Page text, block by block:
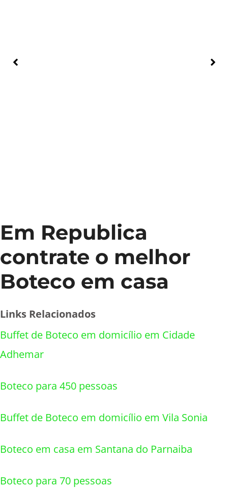
Em Republica
contrate o melhor
Boteco em casa
Links Relacionados
Buffet de Boteco em domicílio em Cidade
Adhemar
Boteco para 450 pessoas
Buffet de Boteco em domicílio em Vila Sonia
Boteco em casa em Santana do Parnaiba
Boteco para 70 pessoas